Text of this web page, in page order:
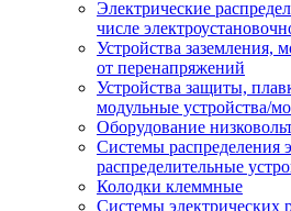
Электрические
числе
Устройства
от перенапряжений
Устройства защиты,
модульные устройства/
Оборудование
Системы распределения
распределительные
Колодки клеммные
Системы электрических